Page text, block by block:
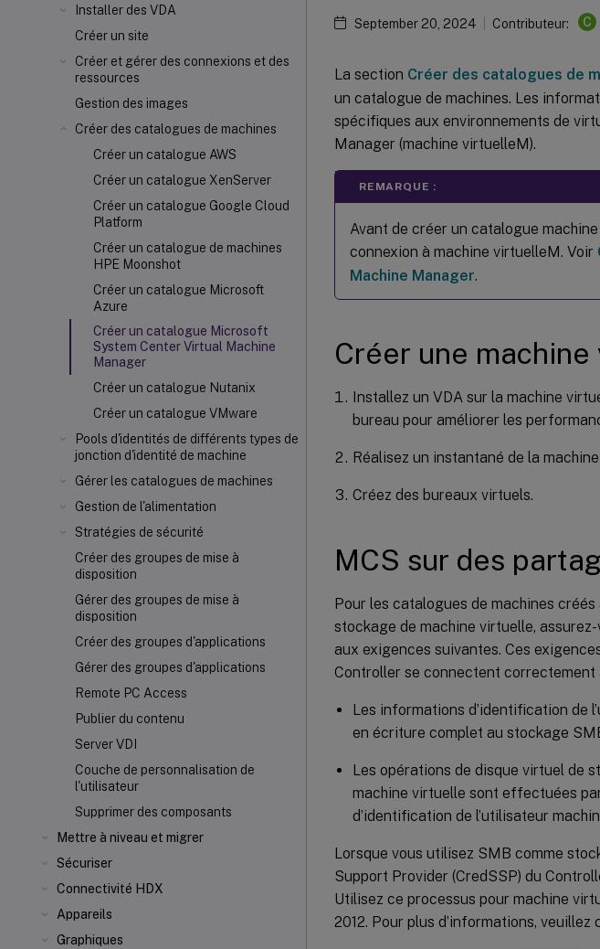
Installer des VDA
Créer un site
Créer et gérer des connexions et des
ressources
Gestion des images
Créer des catalogues de machines
Créer un catalogue AWS
Créer un catalogue XenServer
Créer un catalogue Google Cloud
Platform
Créer un catalogue de machines
HPE Moonshot
Créer un catalogue Microsoft
Azure
Créer un catalogue Microsoft
System Center Virtual Machine
Manager
Créer un catalogue Nutanix
Créer un catalogue VMware
Pools d'identités de différents types de
jonction d'identité de machine
Gérer les catalogues de machines
Gestion de l'alimentation
Stratégies de sécurité
Créer des groupes de mise à
disposition
Gérer des groupes de mise à
disposition
Créer des groupes d'applications
Gérer des groupes d'applications
Remote PC Access
Publier du contenu
Server VDI
Couche de personnalisation de
l'utilisateur
Supprimer des composants
Mettre à niveau et migrer
Sécuriser
Connectivité HDX
Appareils
Graphiques
September 20, 2024 Contributeur: C
La section Créer des catalogues de
un catalogue de machines. Les
spécifiques aux environnements de
Manager (machine virtuelleM).
REMARQUE :
Avant de créer un catalogue
connexion à machine virtuelleM. Voir
Machine Manager.
Créer une
Installez un VDA sur la machine
bureau pour améliorer les
Réalisez un instantané de la
Créez des bureaux virtuels.
MCS sur des
Pour les catalogues de machines
stockage de machine virtuelle,
aux exigences suivantes. Ces
Controller se connectent correctement
Les informations d’identification de
en écriture complet au stockage
Les opérations de disque virtuel de
machine virtuelle sont effectuées
d’identification de l’utilisateur
Lorsque vous utilisez SMB comme
Support Provider (CredSSP) du
Utilisez ce processus pour machine
2012. Pour plus d’informations, veuillez